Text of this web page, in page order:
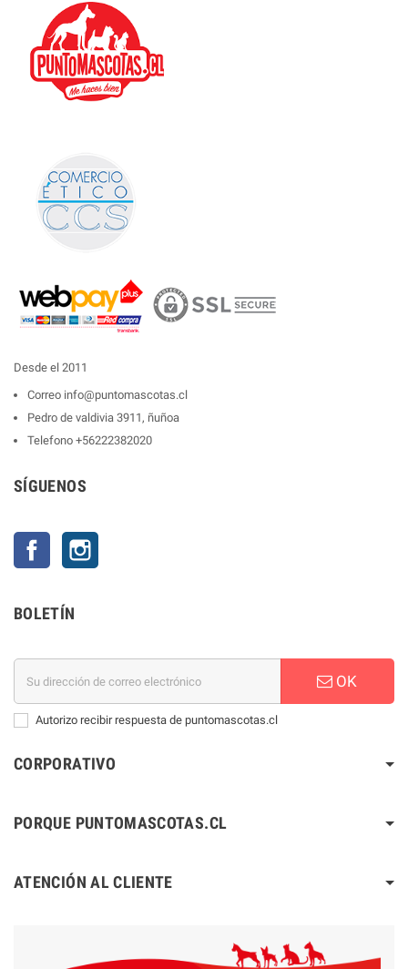
Desde el 2011
Correo info@puntomascotas.cl
Pedro de valdivia 3911, ñuñoa
Telefono +56222382020
SÍGUENOS
Facebook
BOLETÍN
OK
Autorizo recibir respuesta de puntomascotas.cl
CORPORATIVO
PORQUE PUNTOMASCOTAS.CL
ATENCIÓN AL CLIENTE